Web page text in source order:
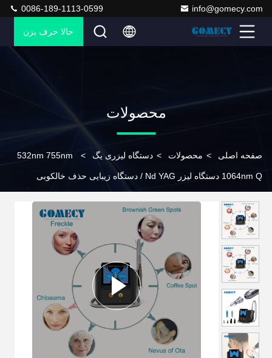
info@gomecy.com
0086-189-1113-0599
حالا حرف بزن
محصولات
صفحه اصلی > محصولات > دستگاه لیزری یگ >
532nm 755nm
1064nm Q دستگاه لیزر Nd YAG / دستگاه زیبایی حذف خالکوبی